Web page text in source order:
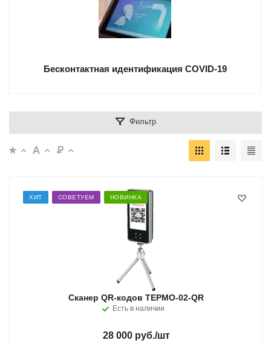
Бесконтактная идентификация COVID-19
Фильтр
ХИТ СОВЕТУЕМ НОВИНКА
Сканер QR-кодов ТЕРМО-02-QR
Есть в наличии
28 000 руб./шт